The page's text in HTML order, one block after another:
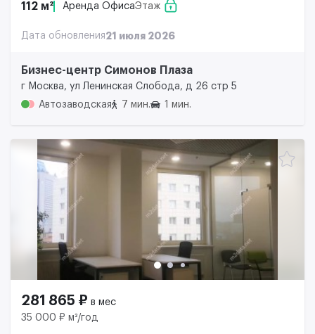
112 м² Аренда ОфисаЭтаж
Дата обновления21 июля 2026
Бизнес-центр Симонов Плаза
г Москва, ул Ленинская Слобода, д 26 стр 5
Автозаводская
7 мин. 1 мин.
281 865 ₽ в мес
35 000 ₽ м²/год